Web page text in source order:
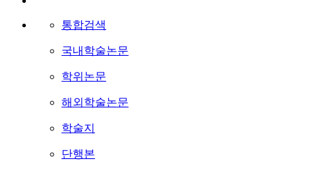
통합검색
국내학술논문
학위논문
해외학술논문
학술지
단행본